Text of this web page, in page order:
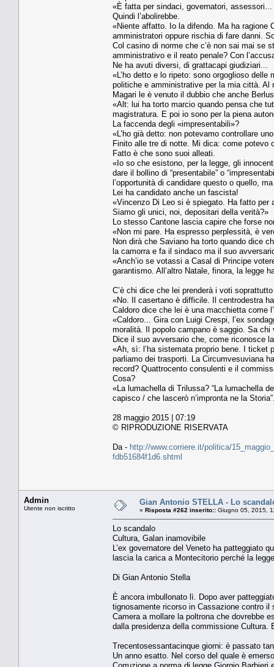
«È fatta per sindaci, governatori,
Quindi l’abolirebbe.
«Niente affatto. Io la difendo. Ma ha ragione
amministratori oppure rischia di fare danni.
Col casino di norme che c’è non sai mai se
amministrativo e il reato penale? Con
Ne ha avuti diversi, di grattacapi giudiziari...
«L’ho detto e lo ripeto: sono orgoglioso
politiche e amministrative per la mia città. Al
Magari le è venuto il dubbio che anche
«Alt: lui ha torto marcio quando pensa che
magistratura. E poi io sono per la piena
La faccenda degli «impresentabili»?
«L’ho già detto: non potevamo controllare
Finito alle tre di notte. Mi dica: come potevo
Fatto è che sono suoi alleati.
«Io so che esistono, per la legge, gli
dare il bollino di “presentabile” o
l’opportunità di candidare questo o quello,
Lei ha candidato anche un fascista!
«Vincenzo Di Leo si è spiegato. Ha fatto per
Siamo gli unici, noi, depositari della verità?»
Lo stesso Cantone lascia capire che forse
«Non mi pare. Ha espresso perplessità, è
Non dirà che Saviano ha torto quando dice
la camorra e fa il sindaco ma il suo
«Anch’io se votassi a Casal di Principe
garantismo. All’altro Natale, finora, la legge
C’è chi dice che lei prenderà i voti
«No. Il casertano è difficile. Il centrodestra
Caldoro dice che lei è una macchietta come
«Caldoro... Gira con Luigi Crespi, l’ex
moralità. Il popolo campano è saggio. Sa
Dice il suo avversario che, come riconosce
«Ah, sì: l’ha sistemata proprio bene. I ticket
parliamo dei trasporti. La Circumvesuviana
record? Quattrocento consulenti e il
Cosa?
«La lumachella di Trilussa? “La lumachella
capisco / che lascerò n’impronta ne la
28 maggio 2015 | 07:19
© RIPRODUZIONE RISERVATA
Da - http://www.corriere.it/politica/
fdb51684f1d6.shtml
Admin
Utente non iscritto
Gian Antonio STELLA - Lo
« Risposta #262 inserito:: Giugno 05, 2015,
Lo scandalo
Cultura, Galan inamovibile
L’ex governatore del Veneto ha patteggiato
lascia la carica a Montecitorio perché la
Di Gian Antonio Stella
È ancora imbullonato lì. Dopo aver
tignosamente ricorso in Cassazione contro
Camera a mollare la poltrona che dovrebbe
dalla presidenza della commissione Cultura.
Trecentosessantacinque giorni: è passato
Un anno esatto. Nel corso del quale è